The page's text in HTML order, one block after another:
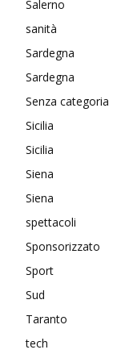
Salerno
sanità
Sardegna
Sardegna
Senza categoria
Sicilia
Sicilia
Siena
Siena
spettacoli
Sponsorizzato
Sport
Sud
Taranto
tech